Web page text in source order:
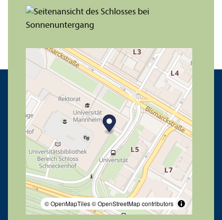
© OpenMapTiles© OpenStreetMap contributors